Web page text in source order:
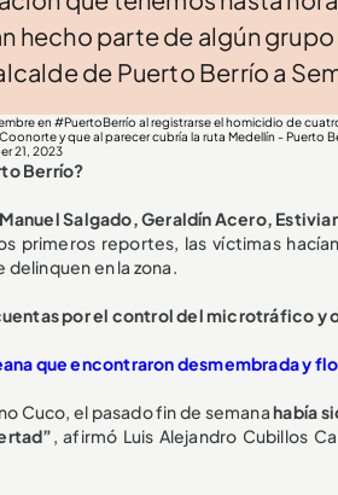
hecho parte de algún
de Puerto Berrío a
en #PuertoBerrío al registrarse el homicidio de
y que al parecer cubría la ruta Medellín - Puerto
21, 2023
Berrío?
Salgado, Geraldín Acero,
primeros reportes, las víctimas
delinquen en la zona.
por el control del microtráfico y
que encontraron desmembrada y
Cuco, el pasado fin de semanahabía
, afirmó Luis Alejandro Cubillos